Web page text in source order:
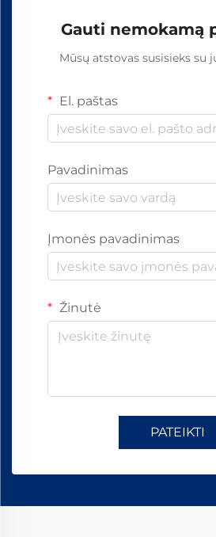
Gauti nemokamą
Mūsų atstovas susisieks su
El. paštas
Pavadinimas
Įmonės pavadinimas
Žinutė
PATEIKTI